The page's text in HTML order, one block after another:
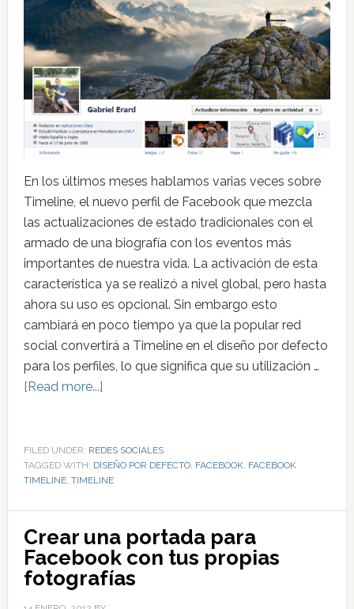
En los últimos meses hablamos varias veces sobre
Timeline, el nuevo perfil de Facebook que mezcla
las actualizaciones de estado tradicionales con el
armado de una biografía con los eventos más
importantes de nuestra vida. La activación de esta
característica ya se realizó a nivel global, pero hasta
ahora su uso es opcional. Sin embargo esto
cambiará en poco tiempo ya que la popular red
social convertirá a Timeline en el diseño por defecto
para los perfiles, lo que significa que su utilización …
[Read more...]
FILED UNDER: REDES SOCIALES
TAGGED WITH: DISEÑO POR DEFECTO, FACEBOOK, FACEBOOK
TIMELINE, TIMELINE
Crear una portada para
Facebook con tus propias
fotografías